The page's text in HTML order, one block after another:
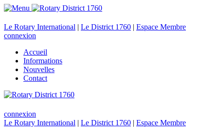
Le Rotary International | Le District 1760 | Espace Membre
connexion
Accueil
Informations
Nouvelles
Contact
connexion
Le Rotary International | Le District 1760 | Espace Membre